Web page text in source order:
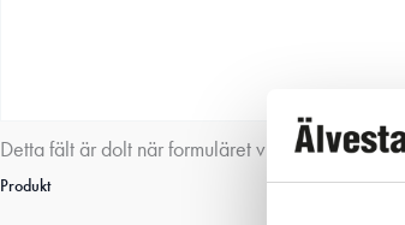
Detta fält är dolt när formuläret visas
Produkt